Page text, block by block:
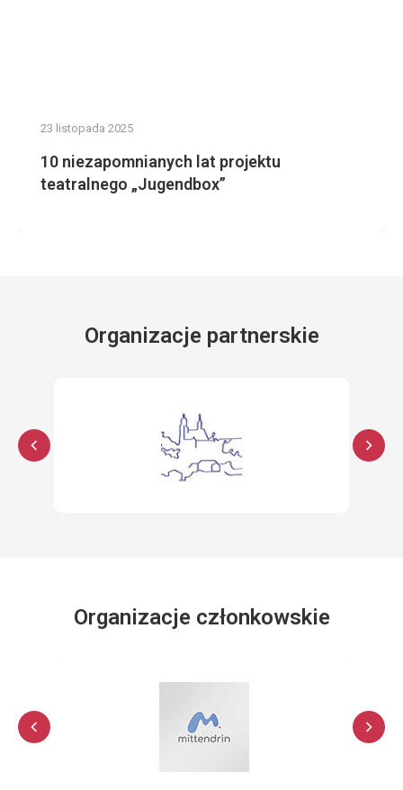
23 listopada 2025
10 niezapomnianych lat projektu
teatralnego „Jugendbox”
Organizacje partnerskie
Organizacje członkowskie